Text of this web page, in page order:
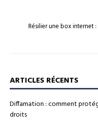
Résilier une box
ARTICLES RÉCENTS
Diffamation : comment
droits